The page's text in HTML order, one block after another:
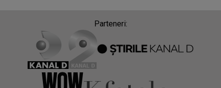
Parteneri: